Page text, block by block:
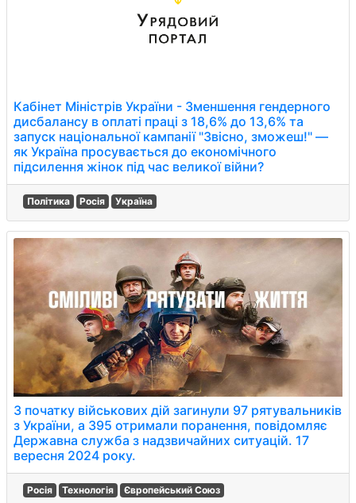
Кабінет Міністрів України - Зменшення гендерного
дисбалансу в оплаті праці з 18,6% до 13,6% та
запуск національної кампанії "Звісно, зможеш!" —
як Україна просувається до економічного
підсилення жінок під час великої війни?
Політика Росія Україна
З початку військових дій загинули 97 рятувальників
з України, а 395 отримали поранення, повідомляє
Державна служба з надзвичайних ситуацій. 17
вересня 2024 року.
Росія Технологія Європейський Союз